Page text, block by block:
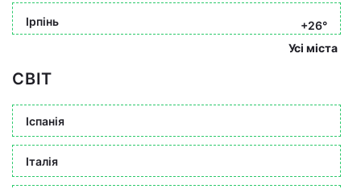
Ірпінь
+26°
Усі міста
СВІТ
Іспанія
Італія